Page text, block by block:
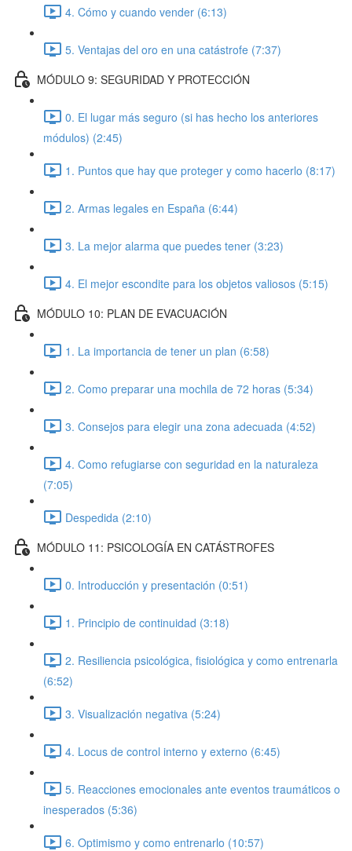
4. Cómo y cuando vender (6:13)
5. Ventajas del oro en una catástrofe (7:37)
MÓDULO 9: SEGURIDAD Y PROTECCIÓN
0. El lugar más seguro (si has hecho los anteriores
módulos) (2:45)
1. Puntos que hay que proteger y como hacerlo (8:17)
2. Armas legales en España (6:44)
3. La mejor alarma que puedes tener (3:23)
4. El mejor escondite para los objetos valiosos (5:15)
MÓDULO 10: PLAN DE EVACUACIÓN
1. La importancia de tener un plan (6:58)
2. Como preparar una mochila de 72 horas (5:34)
3. Consejos para elegir una zona adecuada (4:52)
4. Como refugiarse con seguridad en la naturaleza
(7:05)
Despedida (2:10)
MÓDULO 11: PSICOLOGÍA EN CATÁSTROFES
0. Introducción y presentación (0:51)
1. Principio de continuidad (3:18)
2. Resiliencia psicológica, fisiológica y como entrenarla
(6:52)
3. Visualización negativa (5:24)
4. Locus de control interno y externo (6:45)
5. Reacciones emocionales ante eventos traumáticos o
inesperados (5:36)
6. Optimismo y como entrenarlo (10:57)